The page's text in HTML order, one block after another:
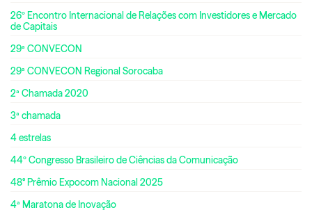
26º Encontro Internacional de Relações com Investidores e Mercado
de Capitais
29ª CONVECON
29ª CONVECON Regional Sorocaba
2ª Chamada 2020
3ª chamada
4 estrelas
44º Congresso Brasileiro de Ciências da Comunicação
48° Prêmio Expocom Nacional 2025
4ª Maratona de Inovação